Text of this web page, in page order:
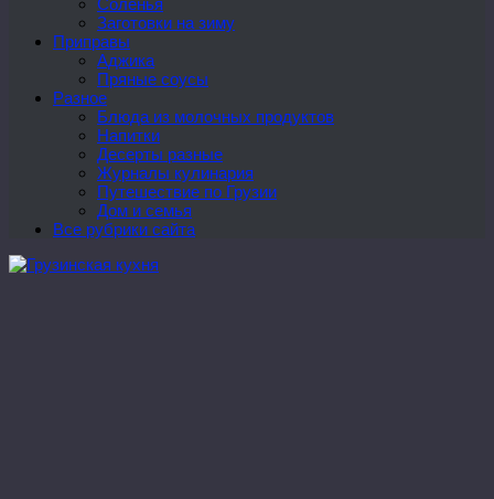
Соленья
Заготовки на зиму
Приправы
Аджика
Пряные соусы
Разное
Блюда из молочных продуктов
Напитки
Десерты разные
Журналы кулинария
Путешествие по Грузии
Дом и семья
Все рубрики сайта